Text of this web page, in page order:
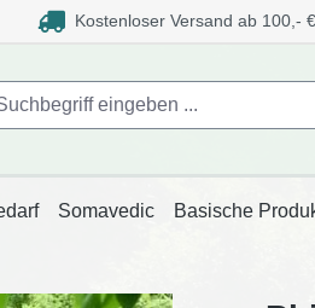
Kostenloser Versand ab 100,-
Somavedic Basische